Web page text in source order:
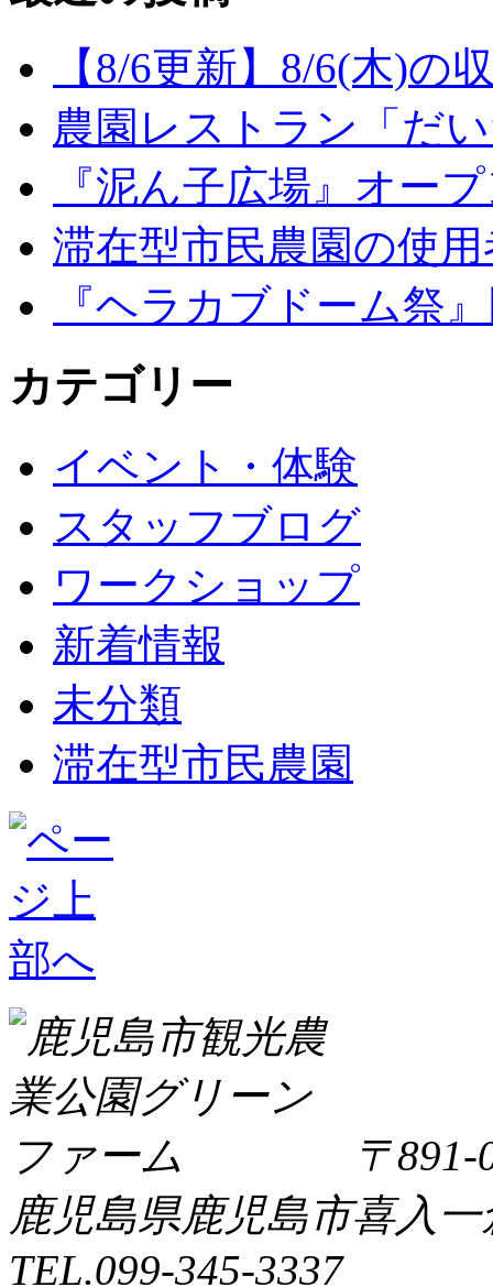
【8/6更新】8/6(木)の
農園レストラン「だ
『泥ん子広場』オー
滞在型市民農園の使
『ヘラカブドーム祭
カテゴリー
イベント・体験
スタッフブログ
ワークショップ
新着情報
未分類
滞在型市民農園
〒891-
鹿児島県鹿児島市喜入一
TEL.099-345-3337